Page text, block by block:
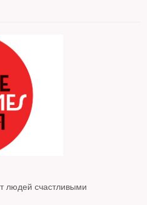
людей счастливыми